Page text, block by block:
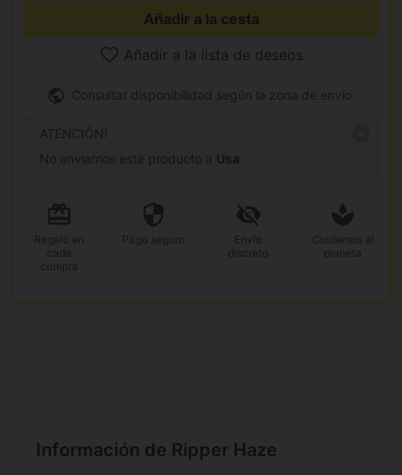
Añadir a la cesta
Añadir a la lista de deseos
Consultar disponibilidad según la zona de envío.
ATENCIÓN!
No enviamos este producto a Usa
Regalo en
cada
compra
Pago seguro
Envío
discreto
Cuidemos el
planeta
Información de Ripper Haze